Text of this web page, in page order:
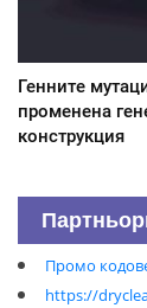
Генните
променена
конструкция
Промо
https://